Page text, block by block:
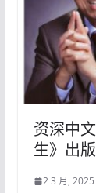
资深中
生》出版
2 3 月, 2025